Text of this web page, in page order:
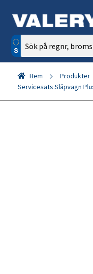
Sök
efter:
Hem Produkter
Servicesats Släpvagn